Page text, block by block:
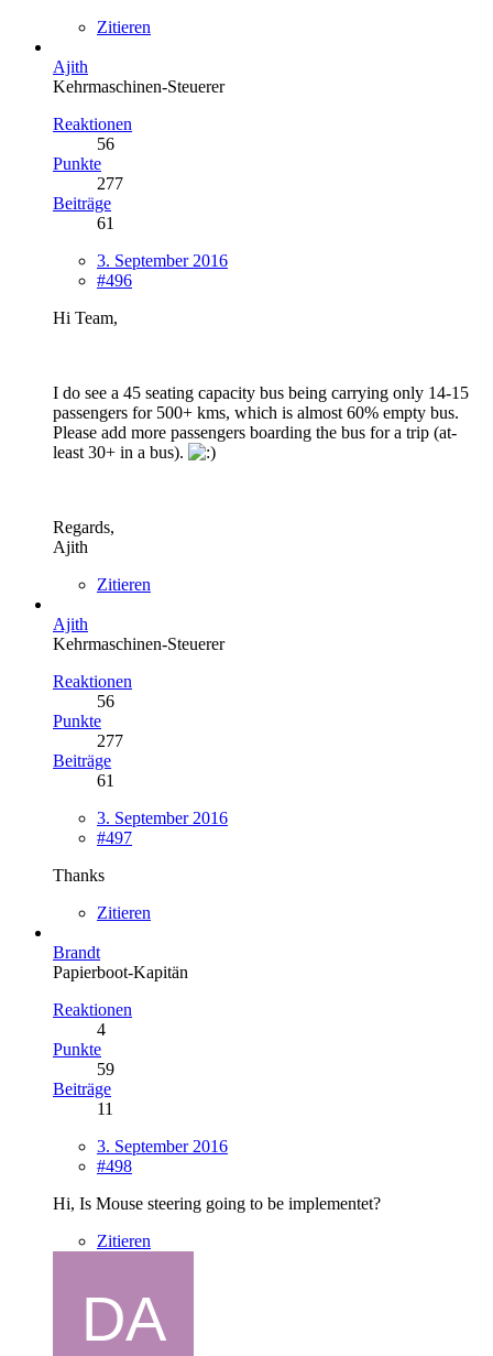
Zitieren
Ajith
Kehrmaschinen-Steuerer
Reaktionen
56
Punkte
277
Beiträge
61
3. September 2016
#496
Hi Team,
I do see a 45 seating capacity bus being carrying only 14-15
passengers for 500+ kms, which is almost 60% empty bus.
Please add more passengers boarding the bus for a trip (at-
least 30+ in a bus).
Regards,
Ajith
Zitieren
Ajith
Kehrmaschinen-Steuerer
Reaktionen
56
Punkte
277
Beiträge
61
3. September 2016
#497
Thanks
Zitieren
Brandt
Papierboot-Kapitän
Reaktionen
4
Punkte
59
Beiträge
11
3. September 2016
#498
Hi, Is Mouse steering going to be implementet?
Zitieren